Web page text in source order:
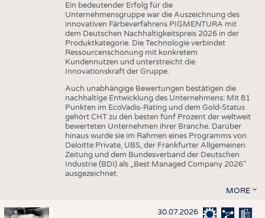
Ein bedeutender Erfolg für die
Unternehmensgruppe war die Auszeichnung des
innovativen Färbeverfahrens PIGMENTURA mit
dem Deutschen Nachhaltigkeitspreis 2026 in der
Produktkategorie. Die Technologie verbindet
Ressourcenschonung mit konkretem
Kundennutzen und unterstreicht die
Innovationskraft der Gruppe.
Auch unabhängige Bewertungen bestätigen die
nachhaltige Entwicklung des Unternehmens: Mit 81
Punkten im EcoVadis-Rating und dem Gold-Status
gehört CHT zu den besten fünf Prozent der weltweit
bewerteten Unternehmen ihrer Branche. Darüber
hinaus wurde sie im Rahmen eines Programms von
Deloitte Private, UBS, der Frankfurter Allgemeinen
Zeitung und dem Bundesverband der Deutschen
Industrie (BDI) als „Best Managed Company 2026“
ausgezeichnet.
MORE
30.07.2026